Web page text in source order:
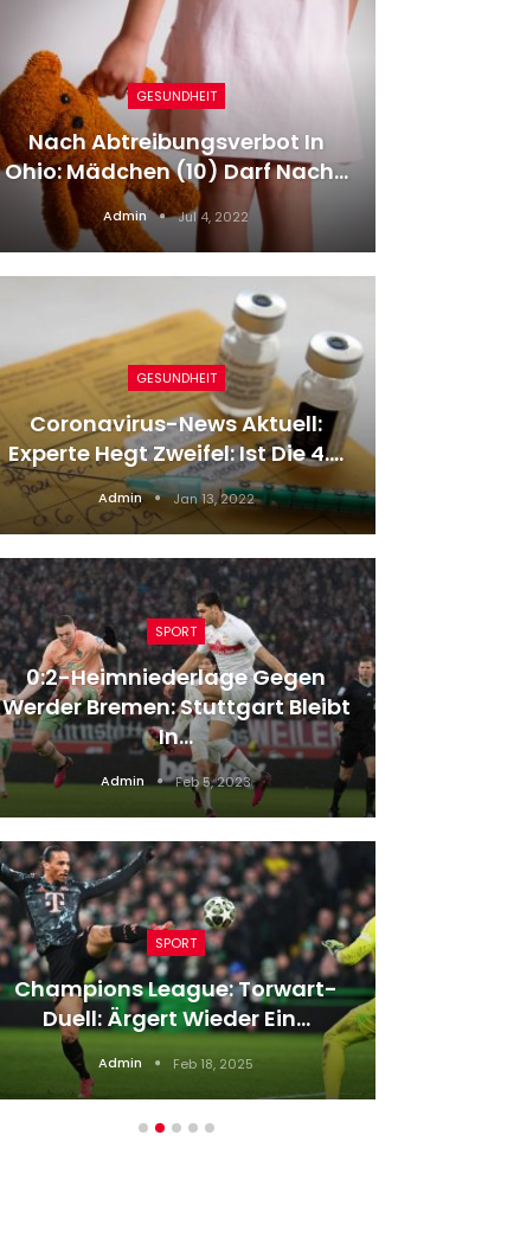
GESUNDHEIT
Nach Abtreibungsverbot In
Ohio: Mädchen (10) Darf Nach…
Admin Jul 4, 2022
GESUNDHEIT
Coronavirus-News Aktuell:
Experte Hegt Zweifel: Ist Die 4.…
Admin Jan 13, 2022
SPORT
0:2-Heimniederlage Gegen
Werder Bremen: Stuttgart Bleibt
In…
Admin Feb 5, 2023
SPORT
Champions League: Torwart-
Duell: Ärgert Wieder Ein…
Admin Feb 18, 2025